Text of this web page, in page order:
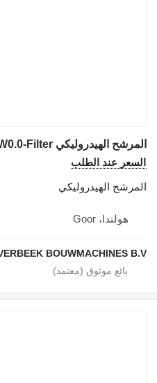
عند الطلب
الهيدروليكي
هولندا، Goor
OVERBEEK BOUWMACHINES